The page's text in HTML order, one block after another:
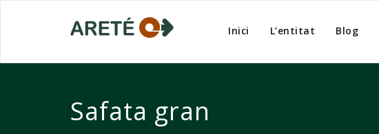
Inici L’entitat Blog
Safata gran